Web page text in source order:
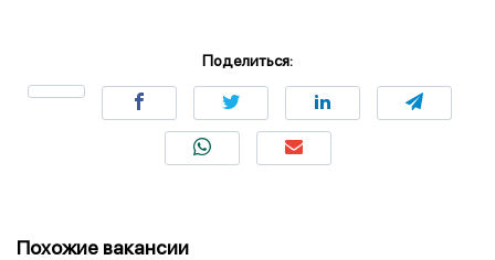
Поделиться:
Похожие вакансии